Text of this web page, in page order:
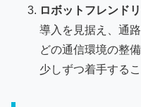
ロボットフレンド
導入を見据え、通
どの通信環境の整
少しずつ着手する